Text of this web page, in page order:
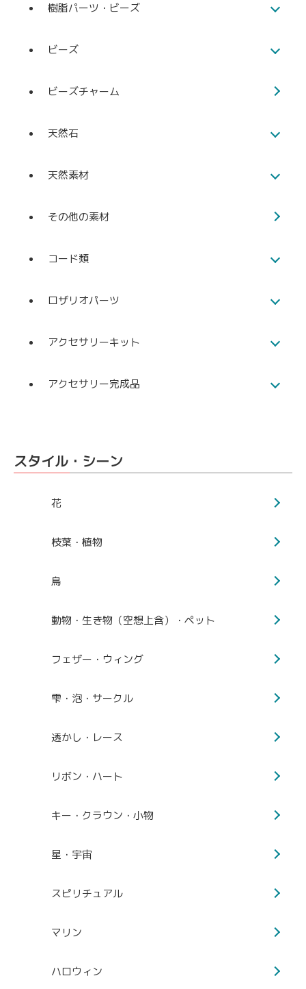
樹脂パーツ・ビーズ
ビーズ
ビーズチャーム
天然石
天然素材
その他の素材
コード類
ロザリオパーツ
アクセサリーキット
アクセサリー完成品
スタイル・シーン
花
枝葉・植物
鳥
動物・生き物（空想上含）・ペット
フェザー・ウィング
雫・泡・サークル
透かし・レース
リボン・ハート
キー・クラウン・小物
星・宇宙
スピリチュアル
マリン
ハロウィン